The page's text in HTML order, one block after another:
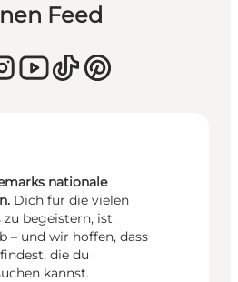
Feed
nationale
Dich für die vielen
begeistern, ist
– und wir hoffen, dass
die du
kannst.